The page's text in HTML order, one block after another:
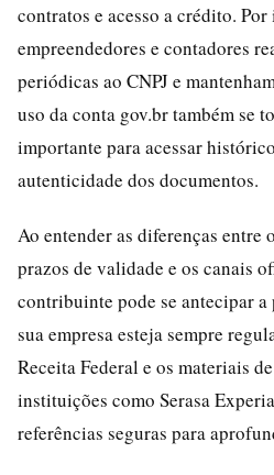
contratos e acesso a crédito.
empreendedores e contadores
periódicas ao CNPJ e
uso da conta gov.br também se
importante para acessar
autenticidade dos documentos.
Ao entender as diferenças entre
prazos de validade e os canais
contribuinte pode se antecipar
sua empresa esteja sempre
Receita Federal e os materiais
instituições como Serasa
referências seguras para